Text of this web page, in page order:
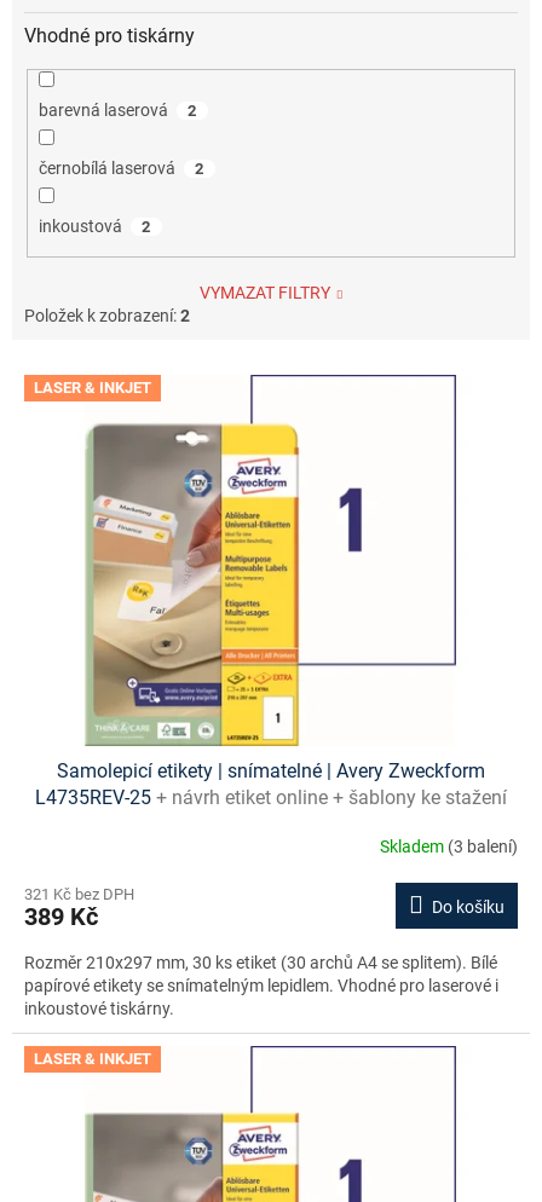
Vhodné pro tiskárny
barevná laserová 2
černobílá laserová 2
inkoustová 2
VYMAZAT FILTRY
Položek k zobrazení:2
V LASER & INKJET
Samolepicí etikety | snímatelné | Avery Zweckform
L4735REV-25 + návrh etiket online + šablony ke stažení
Skladem (3 balení)
321 Kč bez DPH
389 Kč Do košíku
Rozměr 210x297 mm, 30 ks etiket (30 archů A4 se splitem). Bílé
papírové etikety se snímatelným lepidlem. Vhodné pro laserové i
inkoustové tiskárny.
LASER & INKJET